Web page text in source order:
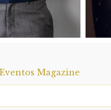
Magazine